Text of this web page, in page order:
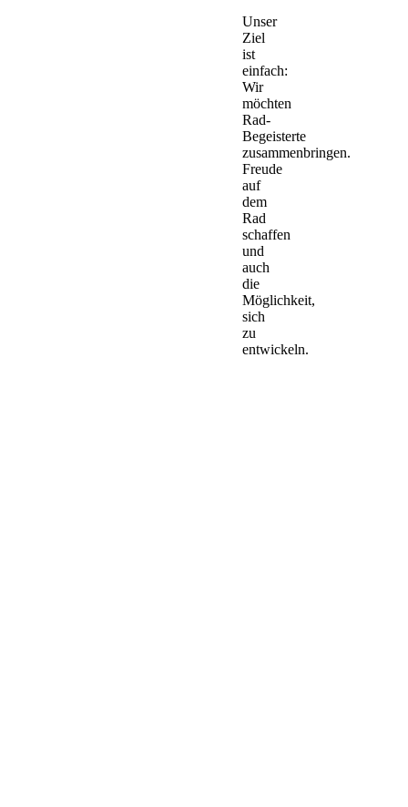
Unser
Ziel
ist
einfach:
Wir
möchten
Rad-
Begeisterte
zusammenbringen.
Freude
auf
dem
Rad
schaffen
und
auch
die
Möglichkeit,
sich
zu
entwickeln.